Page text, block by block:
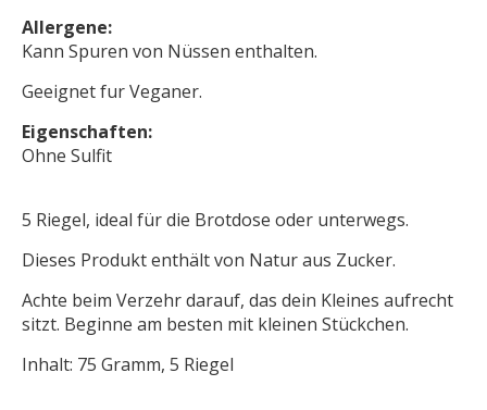
Allergene:
Kann Spuren von Nüssen enthalten.
Geeignet fur Veganer.
Eigenschaften:
Ohne Sulfit
5 Riegel, ideal für die Brotdose oder unterwegs.
Dieses Produkt enthält von Natur aus Zucker.
Achte beim Verzehr darauf, das dein Kleines aufrecht
sitzt. Beginne am besten mit kleinen Stückchen.
Inhalt: 75 Gramm, 5 Riegel